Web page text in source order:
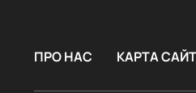
ПРО НАС КАРТА